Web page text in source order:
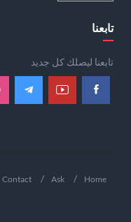
تابعنا
تابعنا ليصلك كل جديد
Home
Ask
Contact